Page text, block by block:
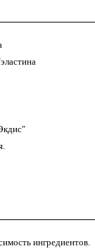
ингредиентов.